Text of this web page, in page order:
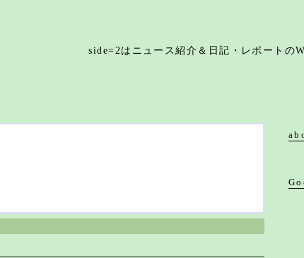
side=2はニュース紹介＆日記・レポートの